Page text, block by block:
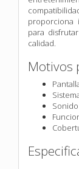
proporciona
para
calidad.
Motivos